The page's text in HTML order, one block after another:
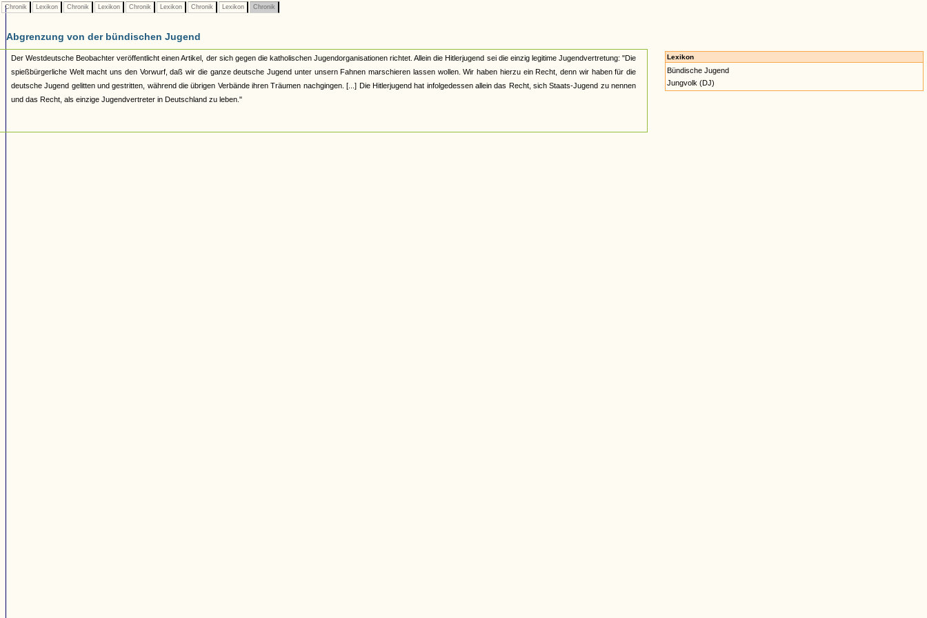
Chronik Lexikon Chronik Lexikon Chronik Lexikon Chronik Lexikon Chronik
Abgrenzung von der bündischen Jugend
Der Westdeutsche Beobachter veröffentlicht einen Artikel, der sich gegen die katholischen Jugendorganisationen richtet. Allein die Hitlerjugend sei die einzig legitime Jugendvertretung: "Die
spießbürgerliche Welt macht uns den Vorwurf, daß wir die ganze deutsche Jugend unter unsern Fahnen marschieren lassen wollen. Wir haben hierzu ein Recht, denn wir haben für die
deutsche Jugend gelitten und gestritten, während die übrigen Verbände ihren Träumen nachgingen. [...] Die Hitlerjugend hat infolgedessen allein das Recht, sich Staats-Jugend zu nennen
und das Recht, als einzige Jugendvertreter in Deutschland zu leben."
Lexikon
Bündische Jugend
Jungvolk (DJ)